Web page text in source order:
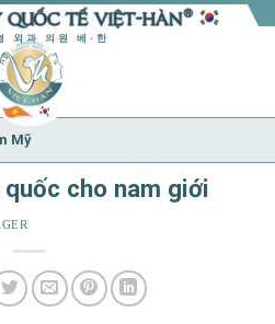
외과 의원 베-한
Mỹ
cho nam giới